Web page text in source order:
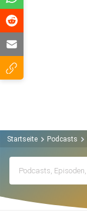
Startseite Podcasts